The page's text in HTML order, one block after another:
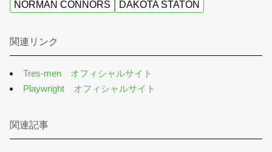
NORMAN CONNORS
DAKOTA STATON
関連リンク
Tres-men オフィシャルサイト
Playwright オフィシャルサイト
関連記事